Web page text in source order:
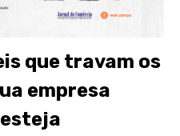
que travam os
empresa